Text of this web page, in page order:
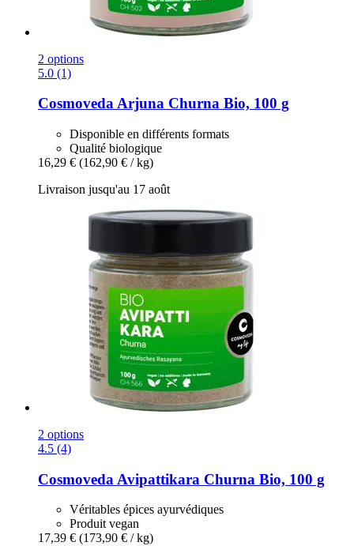
2 options
5.0 (1)
CosmovedaArjuna Churna Bio, 100 g
Disponible en différents formats
Qualité biologique
16,29 € (162,90 € / kg)
Livraison jusqu'au 17 août
2 options
4.5 (4)
Cosmoveda Avipattikara Churna Bio, 100 g
Véritables épices ayurvédiques
Produit vegan
17,39 € (173,90 € / kg)